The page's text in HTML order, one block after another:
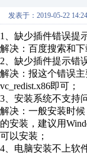
发表于：2019-05-22
1、缺少插件错误提
解决：百度搜索和下
2、缺少插件提示错
解决：报这个错误
vc_redist.x86即可；
3、安装系统不支持
解决：一般安装时
的安装，建议用
可以安装；
4、电脑安装不上软